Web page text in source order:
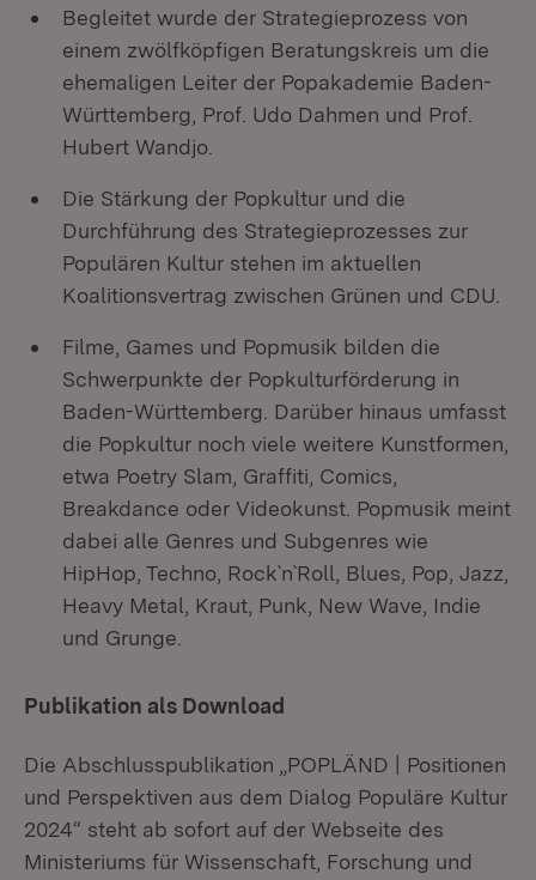
Begleitet wurde der Strategieprozess von
einem zwölfköpfigen Beratungskreis um die
ehemaligen Leiter der Popakademie Baden-
Württemberg, Prof. Udo Dahmen und Prof.
Hubert Wandjo.
Die Stärkung der Popkultur und die
Durchführung des Strategieprozesses zur
Populären Kultur stehen im aktuellen
Koalitionsvertrag zwischen Grünen und CDU.
Filme, Games und Popmusik bilden die
Schwerpunkte der Popkulturförderung in
Baden-Württemberg. Darüber hinaus umfasst
die Popkultur noch viele weitere Kunstformen,
etwa Poetry Slam, Graffiti, Comics,
Breakdance oder Videokunst. Popmusik meint
dabei alle Genres und Subgenres wie
HipHop, Techno, Rock`n`Roll, Blues, Pop, Jazz,
Heavy Metal, Kraut, Punk, New Wave, Indie
und Grunge.
Publikation als Download
Die Abschlusspublikation „POPLÄND | Positionen
und Perspektiven aus dem Dialog Populäre Kultur
2024“ steht ab sofort auf der Webseite des
Ministeriums für Wissenschaft, Forschung und